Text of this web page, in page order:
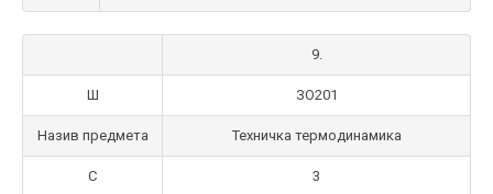
9.
Ш ЗО201
Назив предмета Техничка термодинамика
С 3